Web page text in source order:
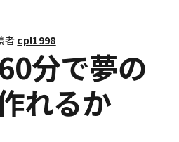
ー
を
ニ
ュ
ブ
メ
者 cpl1998
分で夢の
れるか